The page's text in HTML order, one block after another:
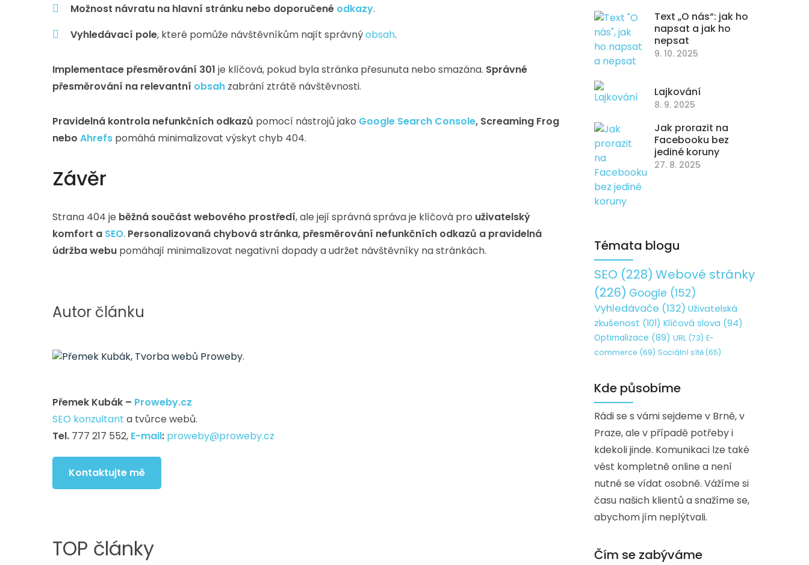
Možnost návratu na hlavní stránku nebo doporučené odkazy.
Vyhledávací pole, které pomůže návštěvníkům najít správnýobsah.
Implementace přesměrování 301 je klíčová, pokud byla stránka přesunuta nebo smazána. Správné
přesměrování na relevantní obsah zabrání ztrátě návštěvnosti.
Pravidelná kontrola nefunkčních odkazů pomocí nástrojů jako Google Search Console, Screaming Frog
nebo Ahrefs pomáhá minimalizovat výskyt chyb 404.
Závěr
Strana 404 je běžná součást webového prostředí, ale její správná správa je klíčová pro uživatelský
komfort a SEO. Personalizovaná chybová stránka, přesměrování nefunkčních odkazů a pravidelná
údržba webu pomáhají minimalizovat negativní dopady a udržet návštěvníky na stránkách.
Autor článku
Přemek Kubák – Proweby.cz
SEO konzultant a tvůrce webů.
Tel. 777 217 552, E-mail: proweby@proweby.cz
Kontaktujte mě
TOP články
Text „O nás“: jak ho
napsat a jak ho
nepsat
9. 10. 2025
Lajkování
8. 9. 2025
Jak prorazit na
Facebooku bez
jediné koruny
27. 8. 2025
Témata blogu
SEO (228) Webové stránky
(226) Google (152)
Vyhledávače (132) Uživatelská
zkušenost (101) Klíčová slova (94)
Optimalizace (89) URL (73) E-
commerce (69) Sociální sítě (65)
Kde působíme
Rádi se s vámi sejdeme v Brně, v
Praze, ale v případě potřeby i
kdekoli jinde. Komunikaci lze také
vést kompletně online a není
nutné se vídat osobně. Vážíme si
času našich klientů a snažíme se,
abychom jím neplýtvali.
Čím se zabýváme